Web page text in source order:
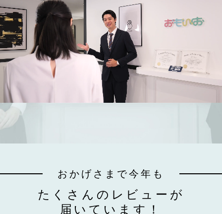
おかげさまで今年も
たくさんのレビューが
届いています！